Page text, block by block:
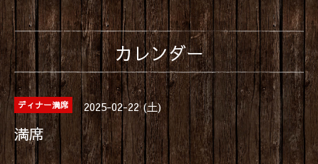
カレンダー
ディナー満席 2025-02-22 (土)
満席